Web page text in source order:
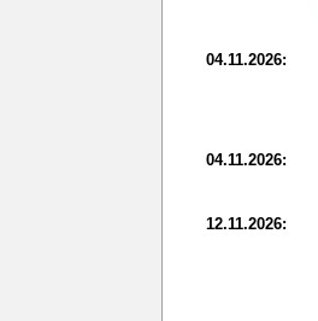
04.11.2026:
04.11.2026:
12.11.2026: